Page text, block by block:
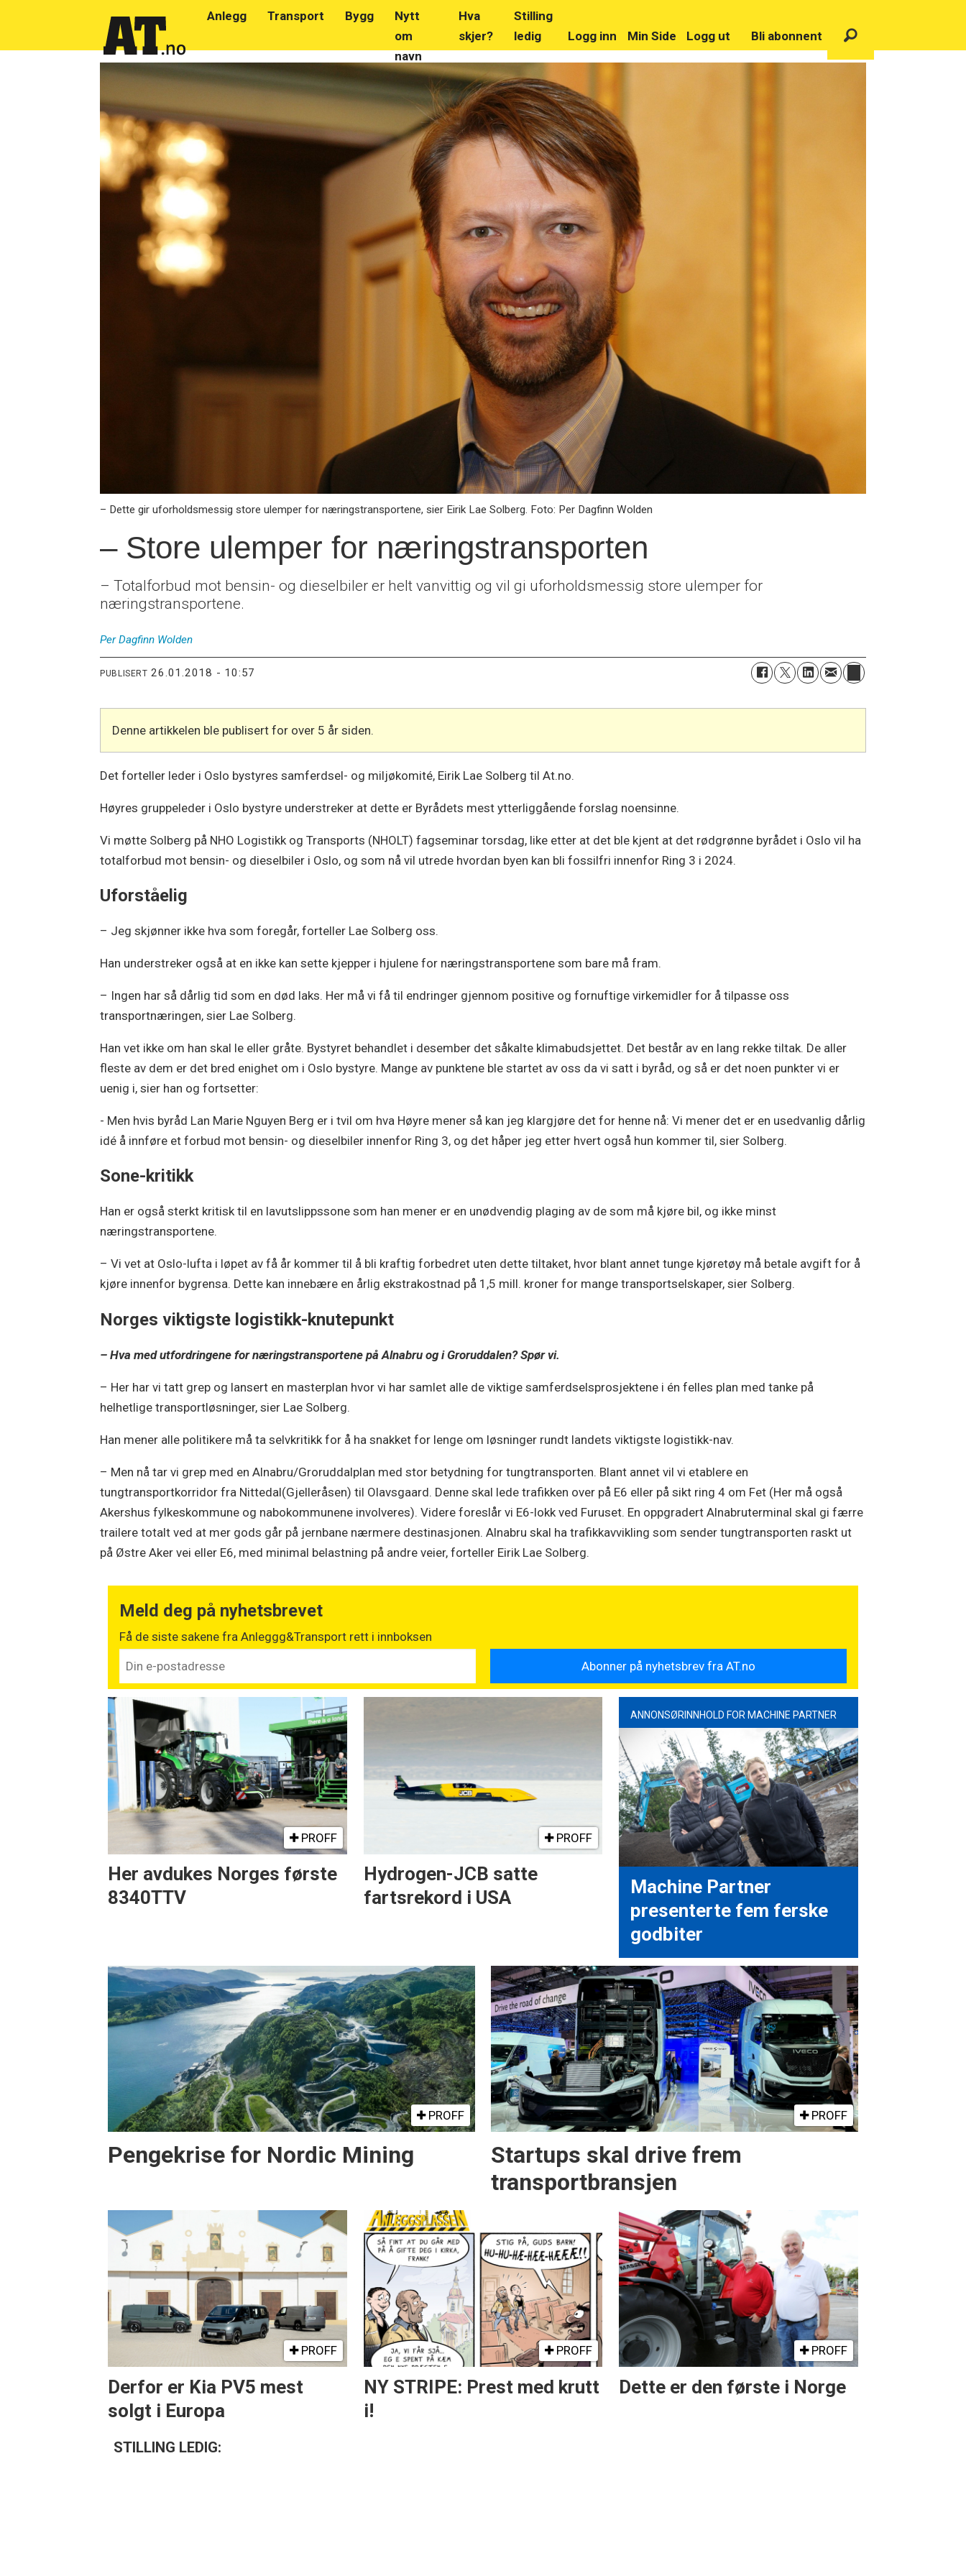
Anlegg Transport Bygg
Nytt
om
navn
Hva
skjer?
Stilling
ledig
Logg inn Min Side Logg ut Bli abonnent
– Dette gir uforholdsmessig store ulemper for næringstransportene, sier Eirik Lae Solberg. Foto: Per Dagfinn Wolden
– Store ulemper for næringstransporten
– Totalforbud mot bensin- og dieselbiler er helt vanvittig og vil gi uforholdsmessig store ulemper for
næringstransportene.
Per Dagfinn Wolden
PUBLISERT 26.01.2018 - 10:57
Denne artikkelen ble publisert for over 5 år siden.
Det forteller leder i Oslo bystyres samferdsel- og miljøkomité, Eirik Lae Solberg til At.no.
Høyres gruppeleder i Oslo bystyre understreker at dette er Byrådets mest ytterliggående forslag noensinne.
Vi møtte Solberg på NHO Logistikk og Transports (NHOLT) fagseminar torsdag, like etter at det ble kjent at det rødgrønne byrådet i Oslo vil ha
totalforbud mot bensin- og dieselbiler i Oslo, og som nå vil utrede hvordan byen kan bli fossilfri innenfor Ring 3 i 2024.
Uforståelig
– Jeg skjønner ikke hva som foregår, forteller Lae Solberg oss.
Han understreker også at en ikke kan sette kjepper i hjulene for næringstransportene som bare må fram.
– Ingen har så dårlig tid som en død laks. Her må vi få til endringer gjennom positive og fornuftige virkemidler for å tilpasse oss
transportnæringen, sier Lae Solberg.
Han vet ikke om han skal le eller gråte. Bystyret behandlet i desember det såkalte klimabudsjettet. Det består av en lang rekke tiltak. De aller
fleste av dem er det bred enighet om i Oslo bystyre. Mange av punktene ble startet av oss da vi satt i byråd, og så er det noen punkter vi er
uenig i, sier han og fortsetter:
- Men hvis byråd Lan Marie Nguyen Berg er i tvil om hva Høyre mener så kan jeg klargjøre det for henne nå: Vi mener det er en usedvanlig dårlig
idé å innføre et forbud mot bensin- og dieselbiler innenfor Ring 3, og det håper jeg etter hvert også hun kommer til, sier Solberg.
Sone-kritikk
Han er også sterkt kritisk til en lavutslippssone som han mener er en unødvendig plaging av de som må kjøre bil, og ikke minst
næringstransportene.
– Vi vet at Oslo-lufta i løpet av få år kommer til å bli kraftig forbedret uten dette tiltaket, hvor blant annet tunge kjøretøy må betale avgift for å
kjøre innenfor bygrensa. Dette kan innebære en årlig ekstrakostnad på 1,5 mill. kroner for mange transportselskaper, sier Solberg.
Norges viktigste logistikk-knutepunkt
– Hva med utfordringene for næringstransportene på Alnabru og i Groruddalen? Spør vi.
– Her har vi tatt grep og lansert en masterplan hvor vi har samlet alle de viktige samferdselsprosjektene i én felles plan med tanke på
helhetlige transportløsninger, sier Lae Solberg.
Han mener alle politikere må ta selvkritikk for å ha snakket for lenge om løsninger rundt landets viktigste logistikk-nav.
– Men nå tar vi grep med en Alnabru/Groruddalplan med stor betydning for tungtransporten. Blant annet vil vi etablere en
tungtransportkorridor fra Nittedal(Gjelleråsen) til Olavsgaard. Denne skal lede trafikken over på E6 eller på sikt ring 4 om Fet (Her må også
Akershus fylkeskommune og nabokommunene involveres). Videre foreslår vi E6-lokk ved Furuset. En oppgradert Alnabruterminal skal gi færre
trailere totalt ved at mer gods går på jernbane nærmere destinasjonen. Alnabru skal ha trafikkavvikling som sender tungtransporten raskt ut
på Østre Aker vei eller E6, med minimal belastning på andre veier, forteller Eirik Lae Solberg.
Meld deg på nyhetsbrevet
Få de siste sakene fra Anleggg&Transport rett i innboksen
PROFF
Her avdukes Norges første
8340TTV
PROFF
Hydrogen-JCB satte
fartsrekord i USA
ANNONSØRINNHOLD FOR MACHINE PARTNER
Machine Partner
presenterte fem ferske
godbiter
PROFF
Pengekrise for Nordic Mining
PROFF
Startups skal drive frem
transportbransjen
PROFF
Derfor er Kia PV5 mest
solgt i Europa
PROFF
NY STRIPE: Prest med krutt
i!
PROFF
Dette er den første i Norge
STILLING LEDIG: